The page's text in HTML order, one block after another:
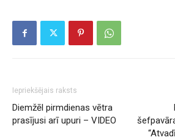
Iepriekšējais raksts
Diemžēl pirmdienas vētra
prasījusi arī upuri – VIDEO